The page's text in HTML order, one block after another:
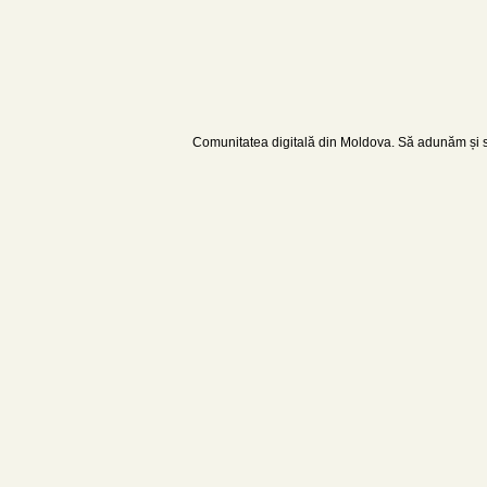
Comunitatea digitală din Moldova. Să adunăm